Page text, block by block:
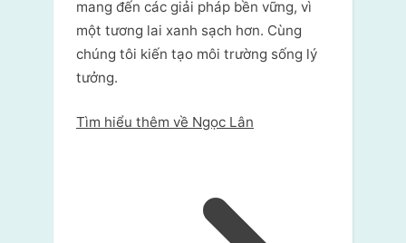
mang đến các giải pháp bền vững, vì
một tương lai xanh sạch hơn. Cùng
chúng tôi kiến tạo môi trường sống lý
tưởng.
Tìm hiểu thêm về Ngọc Lân